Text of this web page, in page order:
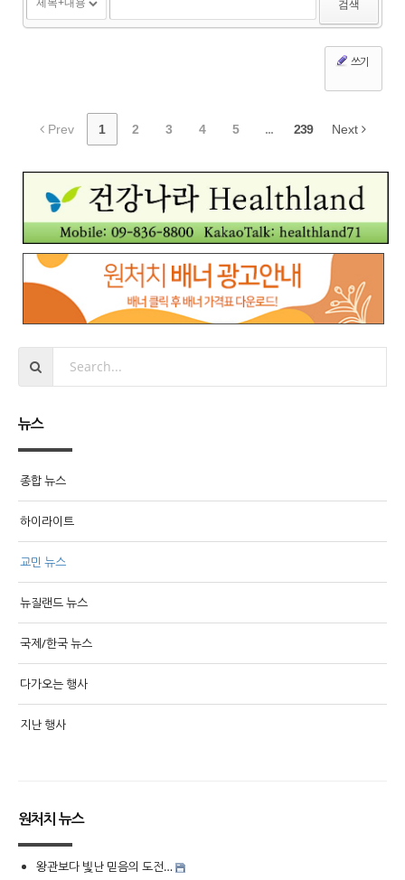
검색
쓰기
Prev 1 2 3 4 5 ... 239 Next
뉴스
종합 뉴스
하이라이트
교민 뉴스
뉴질랜드 뉴스
국제/한국 뉴스
다가오는 행사
지난 행사
원처치 뉴스
왕관보다 빛난 믿음의 도전…